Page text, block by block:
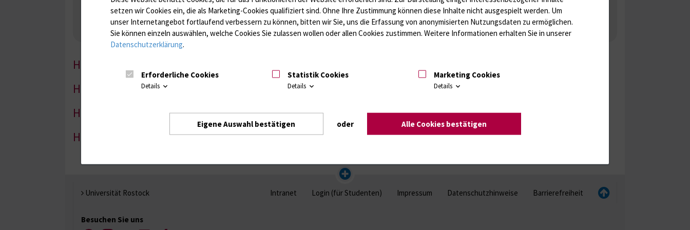
Nebenniere / Niere; Nebenschilddrüse ( Ca-Stoffwechsel / Knochen; Hypophyse / Wachstum; Gestroinaltrakt / Vitamine; Gonaden / Zyklus / Sterilität
Infektionsserologie
Allergiediagnostik Immunologie
Autoimmundiagnostik
Antibiotika, Zystostatika, Immunsuppressiva, Amaleptika, Bronchospasmolytika, Antiepileptika, Kardiaka, Psychpharmaka
Molekulare Diagnostik
HP-1
HP-2
HP-3
HP-4
Universität Rostock
Besuchen Sie uns
Intranet Login (für Studenten) Impressum Datenschutzhinweise Barrierefreiheit
setzen wir Cookies ein, die als Marketing-Cookies qualifiziert sind. Ohne Ihre Zustimmung können diese Inhalte nicht ausgespielt werden. Um
unser Internetangebot fortlaufend verbessern zu können, bitten wir Sie, uns die Erfassung von anonymisierten Nutzungsdaten zu ermöglichen.
Sie können einzeln auswählen, welche Cookies Sie zulassen wollen oder allen Cookies zustimmen. Weitere Informationen erhalten Sie in unserer
Datenschutzerklärung.
Erforderliche Cookies
Details
Statistik Cookies
Details
Marketing Cookies
Details
Eigene Auswahl bestätigen oder Alle Cookies bestätigen